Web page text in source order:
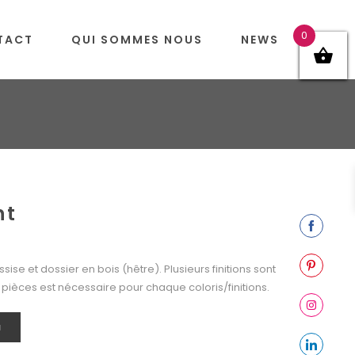
QUI SOMMES NOUS NEWS
et dossier en bois (hêtre). Plusieurs finitions sont
est nécessaire pour chaque coloris/finitions.
0
on
Facebook
on
Pinterest
on